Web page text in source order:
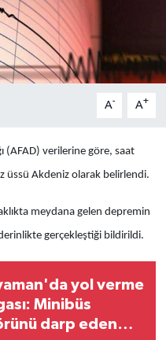
A- A+
(AFAD) verilerine göre, saat
üssü Akdeniz olarak belirlendi.
meydana gelen depremin
gerçekleştiği bildirildi.
yol verme
Minibüs
darp eden